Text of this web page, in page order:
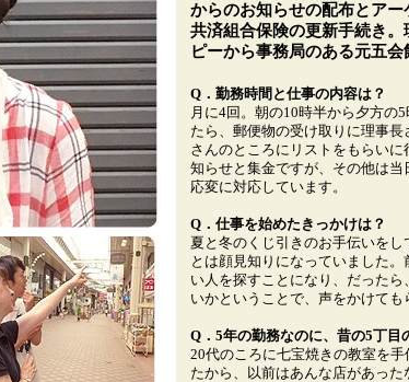
からのお知らせの配布とアー
共済組合保険の更新手続き
ピーから事務局のある元五会
Q．勤務時間と仕事の内容は？
月に4回。朝の10時半から夕方の
たら、郵便物の受け取りに理事
さんのところにリストをもらい
知らせと集金ですが、その他は
応変に対応しています。
Q．仕事を始めたきっかけは？
夏と冬のくじ引きのお手伝いを
とは顔見知りになっていました
い人を探すことになり、だった
いかということで、声をかけても
Q．5年の勤務なのに、昔の5丁目
20代のころに七宝焼きの教室を
たから、以前はあんな店があっ